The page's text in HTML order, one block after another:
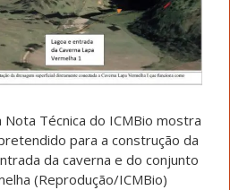
Técnica do ICMBio mostra
para a construção da
da caverna e do conjunto
(Reprodução/ICMBio)